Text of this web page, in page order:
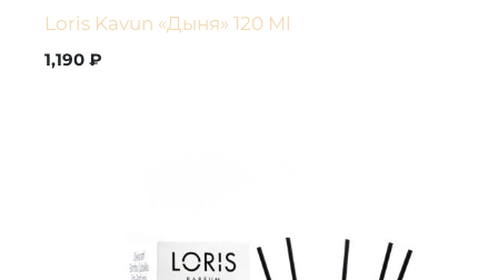
Loris Kavun «Дыня» 120 Ml
1,190₽